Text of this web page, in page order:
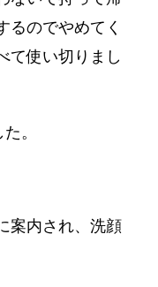
るのでやめてく
て使い切りまし
。
案内され、洗顔